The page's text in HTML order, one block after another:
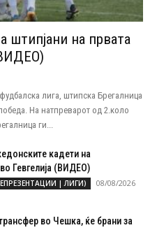
штипјани на првата
лига, штипска Брегалница
На натпреварот од 2.коло
ги...
кадети на
Гевгелија (ВИДЕО)
| ЛИГИ) 08/08/2026
во Чешка, ќе брани за